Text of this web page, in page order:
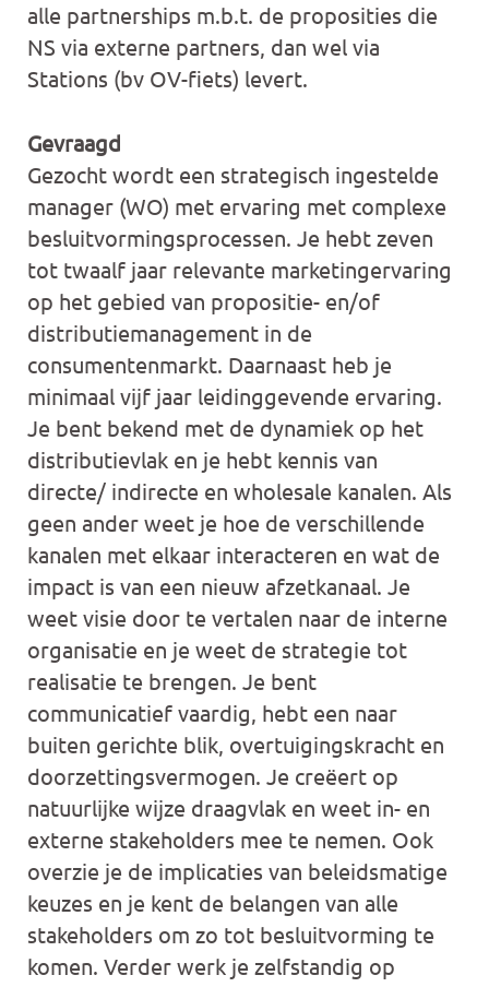
alle partnerships m.b.t. de proposities die
NS via externe partners, dan wel via
Stations (bv OV-fiets) levert.
Gevraagd
Gezocht wordt een strategisch ingestelde
manager (WO) met ervaring met complexe
besluitvormingsprocessen. Je hebt zeven
tot twaalf jaar relevante marketingervaring
op het gebied van propositie- en/of
distributiemanagement in de
consumentenmarkt. Daarnaast heb je
minimaal vijf jaar leidinggevende ervaring.
Je bent bekend met de dynamiek op het
distributievlak en je hebt kennis van
directe/ indirecte en wholesale kanalen. Als
geen ander weet je hoe de verschillende
kanalen met elkaar interacteren en wat de
impact is van een nieuw afzetkanaal. Je
weet visie door te vertalen naar de interne
organisatie en je weet de strategie tot
realisatie te brengen. Je bent
communicatief vaardig, hebt een naar
buiten gerichte blik, overtuigingskracht en
doorzettingsvermogen. Je creëert op
natuurlijke wijze draagvlak en weet in- en
externe stakeholders mee te nemen. Ook
overzie je de implicaties van beleidsmatige
keuzes en je kent de belangen van alle
stakeholders om zo tot besluitvorming te
komen. Verder werk je zelfstandig op